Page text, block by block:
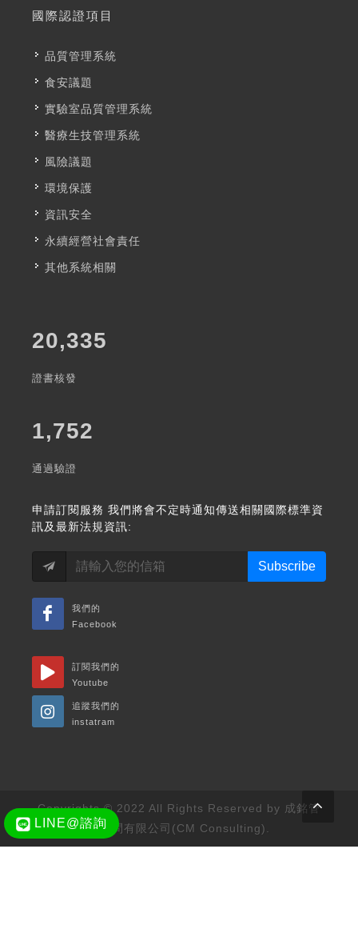
國際認證項目
品質管理系統
食安議題
實驗室品質管理系統
醫療生技管理系統
風險議題
環境保護
資訊安全
永續經營社會責任
其他系統相關
20,335
證書核發
1,752
通過驗證
申請訂閱服務 我們將會不定時通知傳送相關國際標準資
訊及最新法規資訊:
Subscribe
我們的
Facebook
訂閱我們的
Youtube
追蹤我們的
instatram
Copyrights © 2022 All Rights Reserved by 成銘管
理顧問有限公司(CM Consulting).
LINE@諮詢